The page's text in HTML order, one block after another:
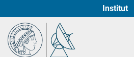
Institut
Radioastronomische
Sternentstehung und